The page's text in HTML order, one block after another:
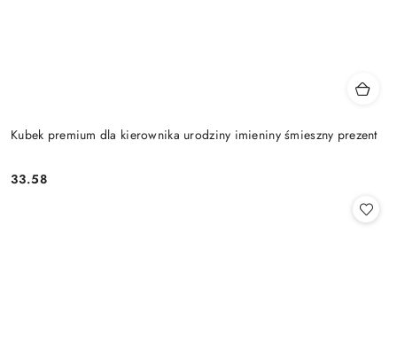
Kubek premium dla kierownika urodziny imieniny śmieszny prezent
Cena:
33.58